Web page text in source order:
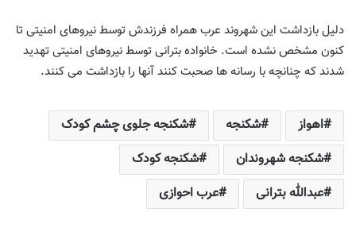
دليل بازداشت اين شهروند عرب همراه فرزندش توسط نيروهاى امنيتى تا
كنون مشخص نشده است. خانواده بترانى توسط نيروهاى امنيتى تهديد
شدند كه چنانچه با رسانه ها صحبت كنند آنها را بازداشت مى كنند.
اهواز شکنجه
شکنجه جلوی چشم کودک
شکنجه شهروندان
شکنجه کودک
عبدالله بترانى
عرب احوازی